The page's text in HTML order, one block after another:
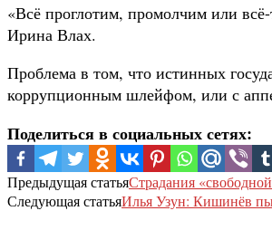
«Всё проглотим, промолчим или
Ирина Влах.
Проблема в том, что истинных
коррупционным шлейфом, или с
Поделиться в социальных сетях:
Предыдущая статьяСтрадания
Следующая статьяИлья Узун: Кишинёв